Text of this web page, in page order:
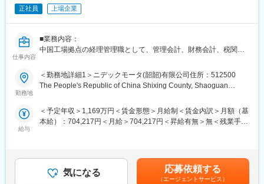
正社員 上場企業
仕事内容
■業務内容：
中国工場拠点の経理管理職として、管理会計、財務会計、税関等
＜業務詳細＞
2.短期、中期の計画の策定 10%
3.会社運営に関わる重要な各種仕組みを整備・調整する 10%
■勤務先について
雇用はニデック株式会社ですが、以下いずれかへ出向での業務と
勤務地
＜勤務地詳細1＞ニデックモータ(韶韶)有限公司住所：512500
The People's Republic of China Shixing County, Shaoguan
＞ニデックモータ(東莞)有限公司住所：Dongguan City,
Guangdong Prov. 3rd.Industrial Zone, Gaolong Road, Gaobu
給与
＜予定年収＞1,169万円＜賃金形態＞月給制＜賃金内訳＞月額（基
本給）：704,217円＜月給＞704,217円＜昇給有無＞無＜残業手当
あり、選考を通じて上下する可能性があります。月給(月額)は固定
手当を含めた表記です。
気になる 応募依頼する
（エージェントサービス）